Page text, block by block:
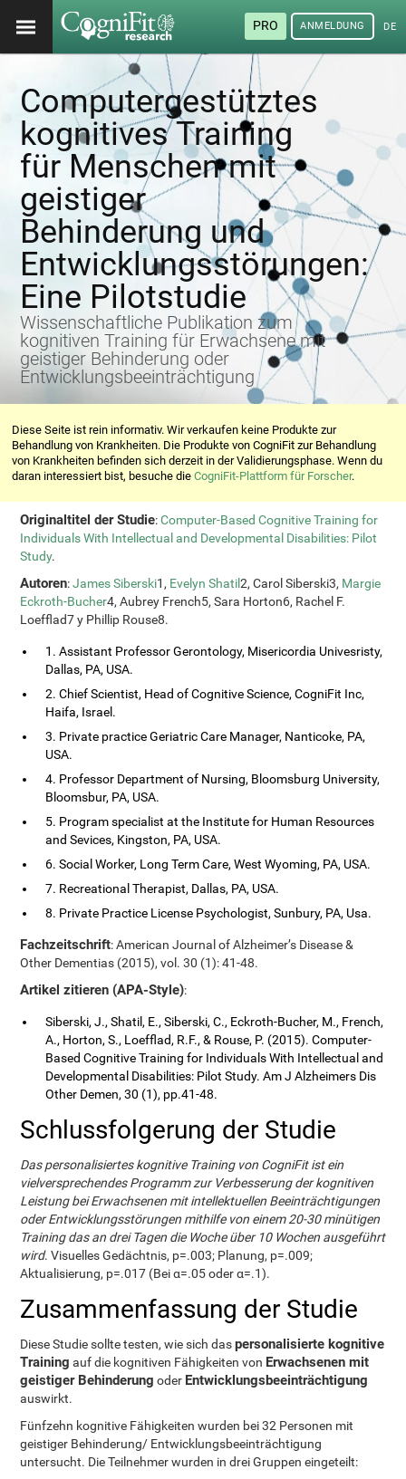
PRO ANMELDUNG
Computergestütztes
kognitives Training
für Menschen mit
geistiger
Behinderung und
Entwicklungsstörungen:
Eine Pilotstudie
Wissenschaftliche Publikation zum
kognitiven Training für Erwachsene mit
geistiger Behinderung oder
Entwicklungsbeeinträchtigung
Diese Seite ist rein informativ. Wir verkaufen keine Produkte zur
Behandlung von Krankheiten. Die Produkte von CogniFit zur Behandlung
von Krankheiten befinden sich derzeit in der Validierungsphase. Wenn du
daran interessiert bist, besuche dieCogniFit-Plattform für Forscher.
Originaltitel der Studie:Computer-Based Cognitive Training for
Individuals With Intellectual and Developmental Disabilities: Pilot
Study.
Autoren:James Siberski1, Evelyn Shatil2, Carol Siberski3, Margie
Eckroth-Bucher4, Aubrey French5, Sara Horton6, Rachel F.
Loefflad7 y Phillip Rouse8.
1. Assistant Professor Gerontology, Misericordia Univesristy,
Dallas, PA, USA.
2. Chief Scientist, Head of Cognitive Science, CogniFit Inc,
Haifa, Israel.
3. Private practice Geriatric Care Manager, Nanticoke, PA,
USA.
4. Professor Department of Nursing, Bloomsburg University,
Bloomsbur, PA, USA.
5. Program specialist at the Institute for Human Resources
and Sevices, Kingston, PA, USA.
6. Social Worker, Long Term Care, West Wyoming, PA, USA.
7. Recreational Therapist, Dallas, PA, USA.
8. Private Practice License Psychologist, Sunbury, PA, Usa.
Fachzeitschrift: American Journal of Alzheimer’s Disease &
Other Dementias (2015), vol. 30 (1): 41-48.
Artikel zitieren (APA-Style):
Siberski, J., Shatil, E., Siberski, C., Eckroth-Bucher, M., French,
A., Horton, S., Loefflad, R.F., & Rouse, P. (2015). Computer-
Based Cognitive Training for Individuals With Intellectual and
Developmental Disabilities: Pilot Study. Am J Alzheimers Dis
Other Demen, 30 (1), pp.41-48.
Schlussfolgerung der Studie
Das personalisiertes kognitive Training von CogniFit ist ein
vielversprechendes Programm zur Verbesserung der kognitiven
Leistung bei Erwachsenen mit intellektuellen Beeinträchtigungen
oder Entwicklungsstörungen mithilfe von einem 20-30 minütigen
Training das an drei Tagen die Woche über 10 Wochen ausgeführt
wird. Visuelles Gedächtnis, p=.003; Planung, p=.009;
Aktualisierung, p=.017 (Bei α=.05 oder α=.1).
Zusammenfassung der Studie
Diese Studie sollte testen, wie sich daspersonalisierte kognitive
Training auf die kognitiven Fähigkeiten von Erwachsenen mit
geistiger Behinderung oder Entwicklungsbeeinträchtigung
auswirkt.
Fünfzehn kognitive Fähigkeiten wurden bei 32 Personen mit
geistiger Behinderung/ Entwicklungsbeeinträchtigung
untersucht. Die Teilnehmer wurden in drei Gruppen eingeteilt: